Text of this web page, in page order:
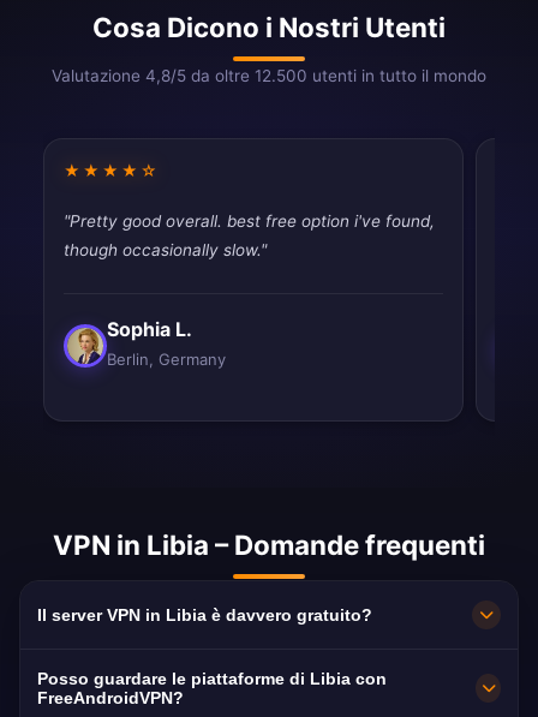
Cosa Dicono i Nostri Utenti
Valutazione 4,8/5 da oltre 12.500 utenti in tutto il mondo
★★★★☆
"Pretty good overall. best free option i've found,
though occasionally slow."
Sophia L.
Berlin, Germany
VPN in Libia – Domande frequenti
Il server VPN in Libia è davvero gratuito?
abbonamento, senza carta e senza
Posso guardare le piattaforme di Libia con
FreeAndroidVPN?